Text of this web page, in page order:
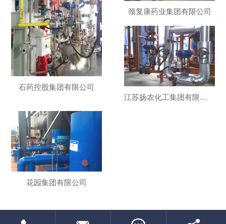
石药控股集团有限公司
颈复康药业集团有限公司
江苏扬农化工集团有限公司
花园集团有限公司